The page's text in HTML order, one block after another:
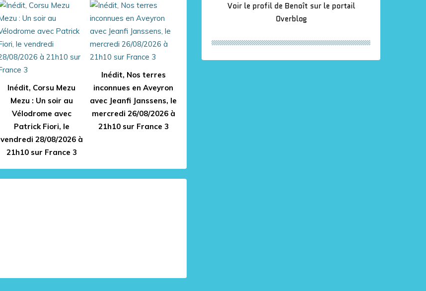
Inédit, Corsu Mezu
Mezu : Un soir au
Vélodrome avec
Patrick Fiori, le
vendredi 28/08/2026 à
21h10 sur France 3
Inédit, Nos terres
inconnues en Aveyron
avec Jeanfi Janssens, le
mercredi 26/08/2026 à
21h10 sur France 3
Voir le profil de Benoît sur le portail
Overblog